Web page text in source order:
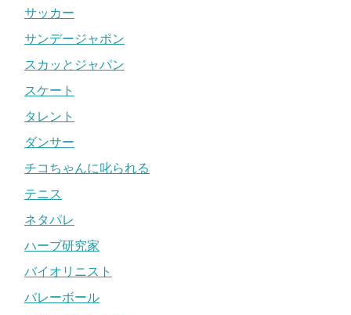
サッカー
サンデージャポン
スカッとジャパン
スケート
タレント
ダンサー
チコちゃんに叱られる
テニス
ネタパレ
ハーブ研究家
バイオリニスト
バレーボール